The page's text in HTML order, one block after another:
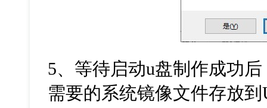
5、等待启动u盘制作成功
需要的系统镜像文件存放到